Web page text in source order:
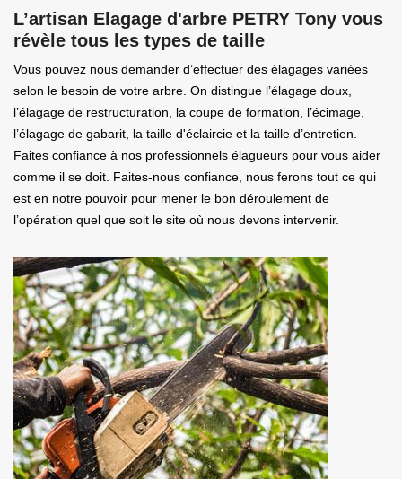
L’artisan Elagage d'arbre PETRY Tony vous
révèle tous les types de taille
Vous pouvez nous demander d’effectuer des élagages variées
selon le besoin de votre arbre. On distingue l’élagage doux,
l’élagage de restructuration, la coupe de formation, l’écimage,
l’élagage de gabarit, la taille d'éclaircie et la taille d’entretien.
Faites confiance à nos professionnels élagueurs pour vous aider
comme il se doit. Faites-nous confiance, nous ferons tout ce qui
est en notre pouvoir pour mener le bon déroulement de
l’opération quel que soit le site où nous devons intervenir.